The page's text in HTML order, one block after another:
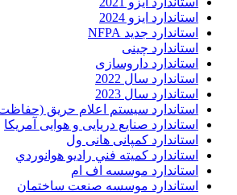
استاندارد ایزو 2024
استاندارد جدید NFPA
استاندارد چینی
استاندارد داروسازی
استاندارد سال 2022
استاندارد سال 2023
استاندارد سیستم اعلام حریق
استاندارد صنایع دریایی و هوایی آمریکا
استاندارد کمپانی هانی ول
استاندارد کميته فني راديو هوانوردي
استاندارد موسسه اف ام
استاندارد موسسه صنعت ساختمان